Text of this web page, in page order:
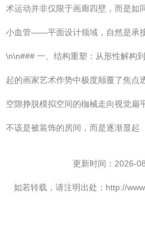
术运动并非仅限于画廊四壁，而是如
小血管——平面设计领域，自然是承
\n\n### 一、结构重塑：从形性解构
起的画家艺术作势中极度颠覆了焦点
空隙挣脱模拟空间的枷械走向视觉扁
不该是被装饰的房间，而是逐渐显起
更新时间：2026-
如若转载，请注明出处：http://